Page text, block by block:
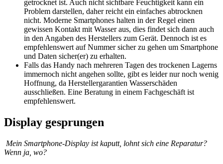
getrocknet ist. Auch nicht sichtbare Feuchtigkeit kann ein
Problem darstellen, daher reicht ein einfaches abtrocknen
nicht. Moderne Smartphones halten in der Regel einen
gewissen Kontakt mit Wasser aus, dies findet sich dann auch
in den Angaben des Herstellers zum Gerät. Dennoch ist es
empfehlenswert auf Nummer sicher zu gehen um Smartphone
und Daten sicher(er) zu erhalten.
Falls das Handy nach mehreren Tagen des trockenen Lagerns
immernoch nicht angehen sollte, gibt es leider nur noch wenig
Hoffnung, da Herstellergarantien Wasserschäden
ausschließen. Eine Beratung in einem Fachgeschäft ist
empfehlenswert.
Display gesprungen
Mein Smartphone-Display ist kaputt, lohnt sich eine Reparatur?
Wenn ja, wo?